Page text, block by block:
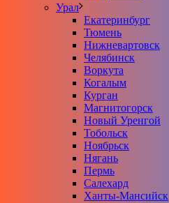
Урал
Екатеринбург
Тюмень
Нижневартовск
Челябинск
Воркута
Когалым
Курган
Магнитогорск
Новый Уренгой
Тобольск
Ноябрьск
Нягань
Пермь
Салехард
Ханты-Мансийск